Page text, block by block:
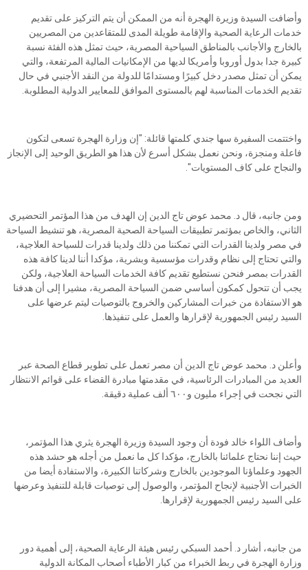
وأضافت السيدة وزيرة الهجرة أنه من الممكن أن يتم التركيز على تقديم
خدمات الرعاية الصحية والإقامة طويلة المدى للمتقاعدين من المصريين
بالخارج والأجانب بالمناطق السياحية المصرية، حيث تمثل هذه الفئة نسبة
كبيرة جدا بدول أوروبا وأمريكا لديها من الإمكانيات المالية المرتفعة، والتي
يمكن أن تمثل مصدر دخل كبيرًا ومستدامًا للدولة من النقد الأجنبي في حال
تقديم الخدمات المناسبة لهم بالمستوى الموافق للمعايير الدولية المطلوبة.
واختتمت السفيرة سها جندي كلمتها قائلة: "إن وزارة الهجرة تسعى لتكون
فاعلة ومنجزة، ونحن نعمل بشكل أسرع لأن هذا هو الطريق الوحيد إلى الإنجاز
والنجاح على كاف المستويات".
ومن جانبه، قال د. محمد عوض تاج الدين إن الهدف من هذا المؤتمر التحضيري
الثاني، والخاص بمؤتمر تطبيقات السياحة الصحية المصرية، هو تنشيط السياحة
في مصر ولدينا القدرات التي تمكننا من ذلك ولدينا قدرات للسياحة العلاجية،
والتي تحتاج إلى نظام وقدرات مؤسسية وبشرية، مؤكدا أننا لدينا كافة هذه
القدرات بمصر فنحن نستطيع تقديم كافة الخدمات السياحة العلاجية، ولكن
يجب أن تتحول كمكون أساسي ضمن السياحة المصرية، مشيرا إلى أن هدفنا
هو الاستفادة من خبرات المشاركين والخروج بالتوصيات ليتم عرضها على
السيد رئيس الجمهورية لإقرارها والعمل على تنفيذها.
وأعلن د. محمد عوض تاج الدين أن مصر تعمل على تطوير قطاع الصحة عبر
العديد من المبادرات الرئاسية، في مقدمتها مبادرة القضاء على قوائم الانتظار
التي نجحت في إجراء مليون و٦٠٠ ألف عملية دقيقة.
وأضاف اللواء خالد فودة أن وجود السيدة وزيرة الهجرة يثري هذا المؤتمر،
حيث إننا نحتاج علمائنا بالخارج، مؤكدا كل ما نعمل من أجله هو حشد هذه
الجهود وعلماؤنا الموجودين بالخارج وشركاتنا الكبيرة، والاستفادة أيضا من
الخبرات الأجنبية لإنجاح المؤتمر، والوصول إلى توصيات قابلة للتنفيذ وعرضها
على السيد رئيس الجمهورية لإقرارها.
من جانبه، أشار د. أحمد السبكي رئيس هيئة الرعاية الصحية، إلى أهمية دور
وزارة الهجرة في ربط الخبراء من كبار الأطباء أصحاب المكانة الدولية